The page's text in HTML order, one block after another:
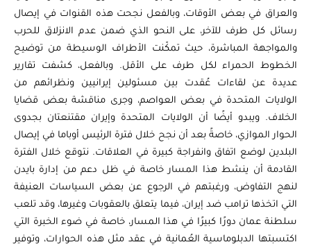
والعراق في بعض الأوقات، وبالفعل نجحت هذه القنوات في إيصال
رسائل كل طرف للآخر، على النحو الذي ضمن عدم الانزلاق للحرب
والمواجهة المباشرة، حيث تمكّنت الأطراف الوسيطة من توضيح
الخطوط الحمراء لكل طرف على الأقل. وبالفعل، كشفت تقارير
عديدة عن لقاءات عُقدت بين مسئولين إيرانيين ونظرائهم من
الولايات المتحدة في بعض العواصم، وجرى مناقشة بعض قضايا
الخلاف. ويبدو أيضًا أن الولايات المتحدة وإيران مقتنعتان بجدوى
الحوار الموازي، خاصةً بعد أن نجح خلال فترة الرئيس أوباما في إيصال
البلدين لوضع اتفاق وانفراجة كبيرة في العلاقات. نتوقع خلال الفترة
القادمة أن ينشط هذا المسار خاصة في ظل دعم من إدارة بايدن
لنهج التفاوض، ورغبتهم في الرجوع عن بعض السياسات العنيفة
التي اتخذها ترامب ضد إيران، فيما يتعلق بالعقوبات وغيرها، وقد تلعب
سلطنة عمان دورًا كبيرًا في هذا المسار، خاصة في ضوء الخبرة التي
اكتسبتها الدبلوماسية العُمانية في عقد مثل هذه الحوارات، وتوفير